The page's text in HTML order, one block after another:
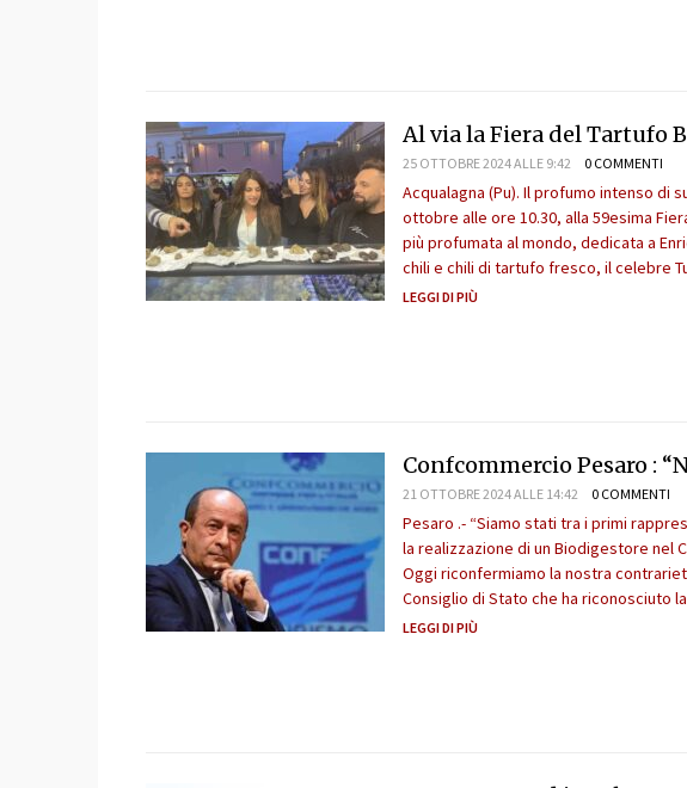
Al via la Fiera del Tartufo
25 OTTOBRE 2024 ALLE 9:42 0 COMMENTI
Acqualagna (Pu). Il profumo intenso di
ottobre alle ore 10.30, alla 59esima
più profumata al mondo, dedicata a
chili e chili di tartufo fresco, il celebre
LEGGI DI PIÙ
Confcommercio Pesaro :
21 OTTOBRE 2024 ALLE 14:42 0 COMMENTI
Pesaro .- “Siamo stati tra i primi
la realizzazione di un Biodigestore nel
Oggi riconfermiamo la nostra
Consiglio di Stato che ha riconosciuto
LEGGI DI PIÙ